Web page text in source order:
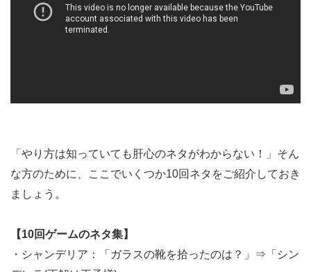
「やり方は知っていても肝心のネタがわからない！」そん
な方のために、ここでいくつか10回ネタをご紹介しておき
ましょう。
【10回ゲームのネタ集】
・シャンデリア：「ガラスの靴を拾ったのは？」⇒「シン